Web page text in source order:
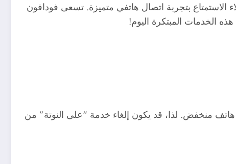
الاستمتاع بتجربة اتصال هاتفي متميزة. تسعى فودافون
الخدمات المبتكرة اليوم!
منخفض. لذا، قد يكون إلغاء خدمة “على النوتة” من